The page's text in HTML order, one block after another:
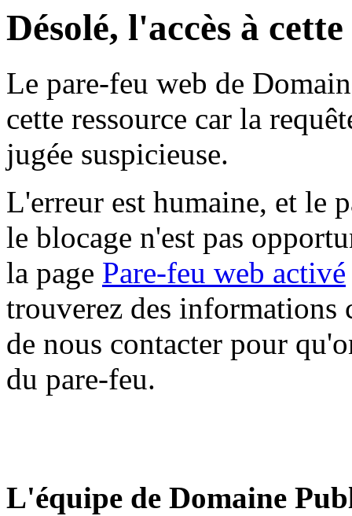
Désolé, l'accès à
Le pare-feu web de
cette ressource car la
jugée suspicieuse.
L'erreur est humaine, et le
le blocage n'est pas
la page Pare-feu web activé
trouverez des informations
de nous contacter pour
du pare-feu.
L'équipe de Domaine